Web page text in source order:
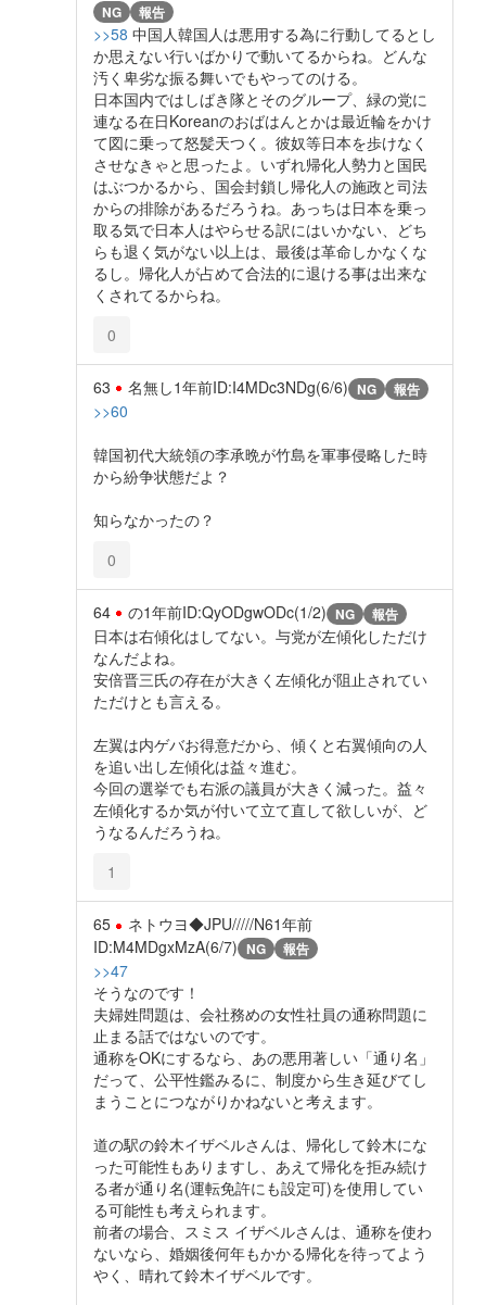
NG 報告
>>58 中国人韓国人は悪用する為に行動してるとし
か思えない行いばかりで動いてるからね。どんな
汚く卑劣な振る舞いでもやってのける。
日本国内ではしばき隊とそのグループ、緑の党に
連なる在日Koreanのおばはんとかは最近輪をかけ
て図に乗って怒髪天つく。彼奴等日本を歩けなく
させなきゃと思ったよ。いずれ帰化人勢力と国民
はぶつかるから、国会封鎖し帰化人の施政と司法
からの排除があるだろうね。あっちは日本を乗っ
取る気で日本人はやらせる訳にはいかない、どち
らも退く気がない以上は、最後は革命しかなくな
るし。帰化人が占めて合法的に退ける事は出来な
くされてるからね。
0
63 名無し1年前ID:I4MDc3NDg(6/6) NG 報告
>>60
韓国初代大統領の李承晩が竹島を軍事侵略した時
から紛争状態だよ？
知らなかったの？
0
64 の1年前ID:QyODgwODc(1/2) NG 報告
日本は右傾化はしてない。与党が左傾化しただけ
なんだよね。
安倍晋三氏の存在が大きく左傾化が阻止されてい
ただけとも言える。
左翼は内ゲバお得意だから、傾くと右翼傾向の人
を追い出し左傾化は益々進む。
今回の選挙でも右派の議員が大きく減った。益々
左傾化するか気が付いて立て直して欲しいが、ど
うなるんだろうね。
1
65 ネトウヨ◆JPU/////N61年前
ID:M4MDgxMzA(6/7) NG 報告
>>47
そうなのです！
夫婦姓問題は、会社務めの女性社員の通称問題に
止まる話ではないのです。
通称をOKにするなら、あの悪用著しい「通り名」
だって、公平性鑑みるに、制度から生き延びてし
まうことにつながりかねないと考えます。
道の駅の鈴木イザベルさんは、帰化して鈴木にな
った可能性もありますし、あえて帰化を拒み続け
る者が通り名(運転免許にも設定可)を使用してい
る可能性も考えられます。
前者の場合、スミス イザベルさんは、通称を使わ
ないなら、婚姻後何年もかかる帰化を待ってよう
やく、晴れて鈴木イザベルです。